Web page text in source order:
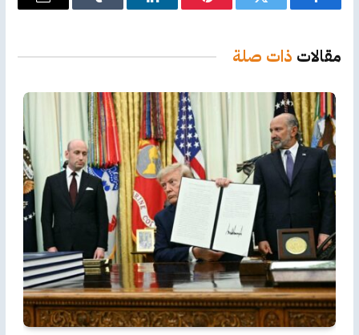
فيسبوك تويتر بينتيريستلينكدإن Tumblr
البريد
مقالات ذات صلة